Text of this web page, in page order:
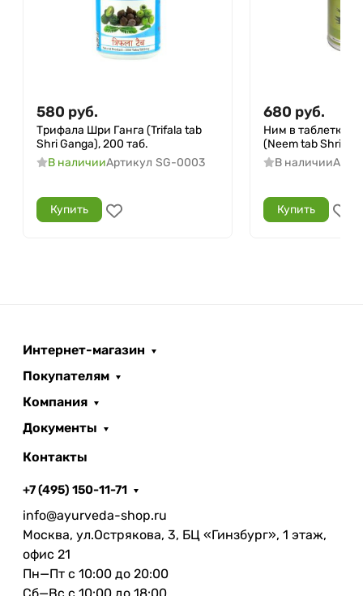
580 руб.
Трифала Шри Ганга (Trifala tab
Shri Ganga), 200 таб.
В наличииАртикул SG-0003
Купить
680 руб.
Ним в таблетках
(Neem tab Shri
В наличии
Купить
Интернет-магазин
Покупателям
Компания
Документы
Контакты
+7 (495) 150-11-71
info@ayurveda-shop.ru
Москва, ул.Острякова, 3, БЦ «Гинзбург», 1 этаж,
офис 21
Пн—Пт с 10:00 до 20:00